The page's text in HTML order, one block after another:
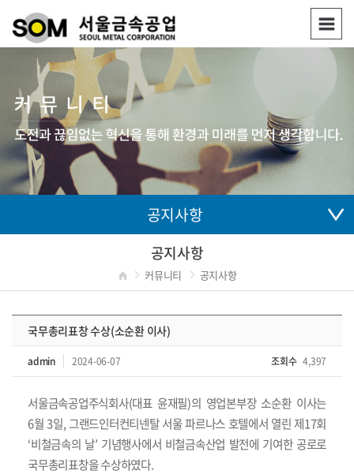
공지사항
공지사항
커뮤니티 공지사항
국무총리표창 수상(소순환 이사)
admin 2024-06-07 조회수 4,397
서울금속공업주식회사(대표 윤재필)의 영업본부장 소순환 이사는
6월3일, 그랜드인터컨티넨탈 서울 파르나스 호텔에서 열린 제17회
‘비철금속의 날’ 기념행사에서 비철금속산업 발전에 기여한 공로로
국무총리표창을 수상하였다.